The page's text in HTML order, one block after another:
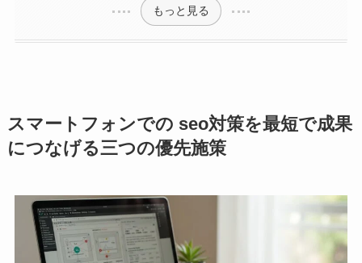
もっと見る
スマートフォンでの seo対策を最短で成果
につなげる三つの優先施策